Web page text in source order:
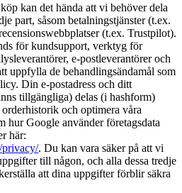
kan det hända att vi behöver dela
part, såsom betalningstjänster (t.ex.
(t.ex. Trustpilot).
för kundsupport, verktyg för
e-postleverantörer och
uppfylla de behandlingsändamål som
Din e-postadress och ditt
tillgängliga) delas (i hashform)
och optimera våra
hur Google använder företagsdata
här:
privacy/. Du kan vara säker på att vi
till någon, och alla dessa tredje
att dina uppgifter förblir säkra